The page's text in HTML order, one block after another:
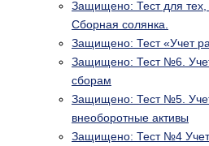
Защищено: Тест для
Сборная солянка.
Защищено: Тест «Учет
Защищено: Тест №6.
сборам
Защищено: Тест №5.
внеоборотные активы
Защищено: Тест №4 Учет